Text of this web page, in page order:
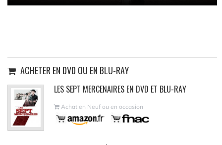
ACHETER EN DVD OU EN BLU-RAY
LES SEPT MERCENAIRES EN DVD ET BLU-RAY
Achat en Neuf ou en occasion